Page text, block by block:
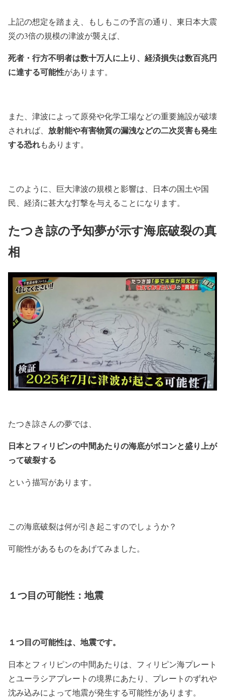
上記の想定を踏まえ、もしもこの予言の通り、東日本大震
災の3倍の規模の津波が襲えば、
死者・行方不明者は数十万人に上り、経済損失は数百兆円
に達する可能性があります。
また、津波によって原発や化学工場などの重要施設が破壊
されれば、 放射能や有害物質の漏洩などの二次災害も発生
する恐れもあります。
このように、巨大津波の規模と影響は、日本の国土や国
民、経済に甚大な打撃を与えることになります。
たつき諒の予知夢が示す海底破裂の真
相
たつき諒さんの夢では、
日本とフィリピンの中間あたりの海底がボコンと盛り上が
って破裂する
という描写があります。
この海底破裂は何が引き起こすのでしょうか？
可能性があるものをあげてみました。
１つ目の可能性：地震
１つ目の可能性は、地震です。
日本とフィリピンの中間あたりは、フィリピン海プレート
とユーラシアプレートの境界にあたり、プレートのずれや
沈み込みによって地震が発生する可能性があります。